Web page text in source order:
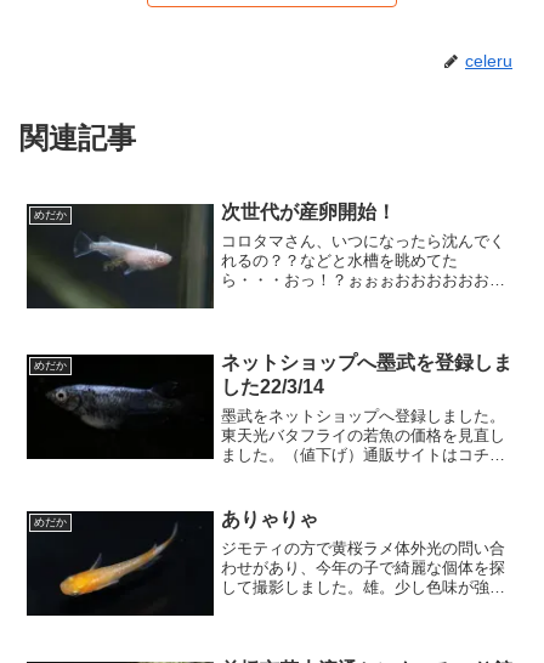
celeru
関連記事
めだか 次世代が産卵開始！
コロタマさん、いつになったら沈んでく
れるの？？などと水槽を眺めてた
ら・・・おっ！？ぉぉぉおおおおおおー
数が掛かった気がし...
めだか
ネットショップへ墨武を登録しま
した22/3/14
墨武をネットショップへ登録しました。
東天光バタフライの若魚の価格を見直し
ました。（値下げ）通販サイトはコチラ
十分です！上見ではメスよりぷっくりし
てます。こちらはメス。1...
めだか ありゃりゃ
ジモティの方で黄桜ラメ体外光の問い合
わせがあり、今年の子で綺麗な個体を探
して撮影しました。雄。少し色味が強く